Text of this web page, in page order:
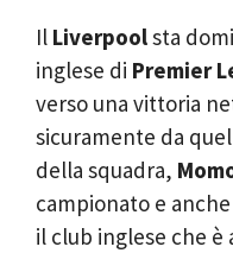
Il Liverpoolsta
inglese di Premier
verso una vittoria
sicuramente da
della squadra,
campionato e
il club inglese che è